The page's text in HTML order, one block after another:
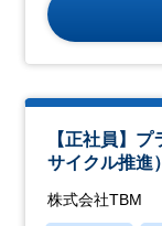
【正社員】
サイクル推進）
株式会社TBM